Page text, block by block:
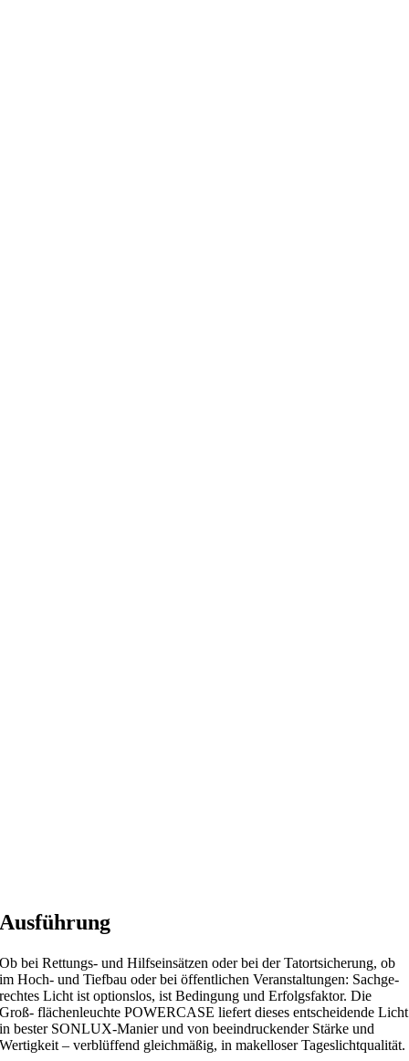
Ausführung
Ob bei Rettungs- und Hilfseinsätzen oder bei der Tatortsicherung, ob
im Hoch- und Tiefbau oder bei öffentlichen Veranstaltungen: Sachge-
rechtes Licht ist optionslos, ist Bedingung und Erfolgsfaktor. Die
Groß- flächenleuchte POWERCASE liefert dieses entscheidende Licht
in bester SONLUX-Manier und von beeindruckender Stärke und
Wertigkeit – verblüffend gleichmäßig, in makelloser Tageslichtqualität.